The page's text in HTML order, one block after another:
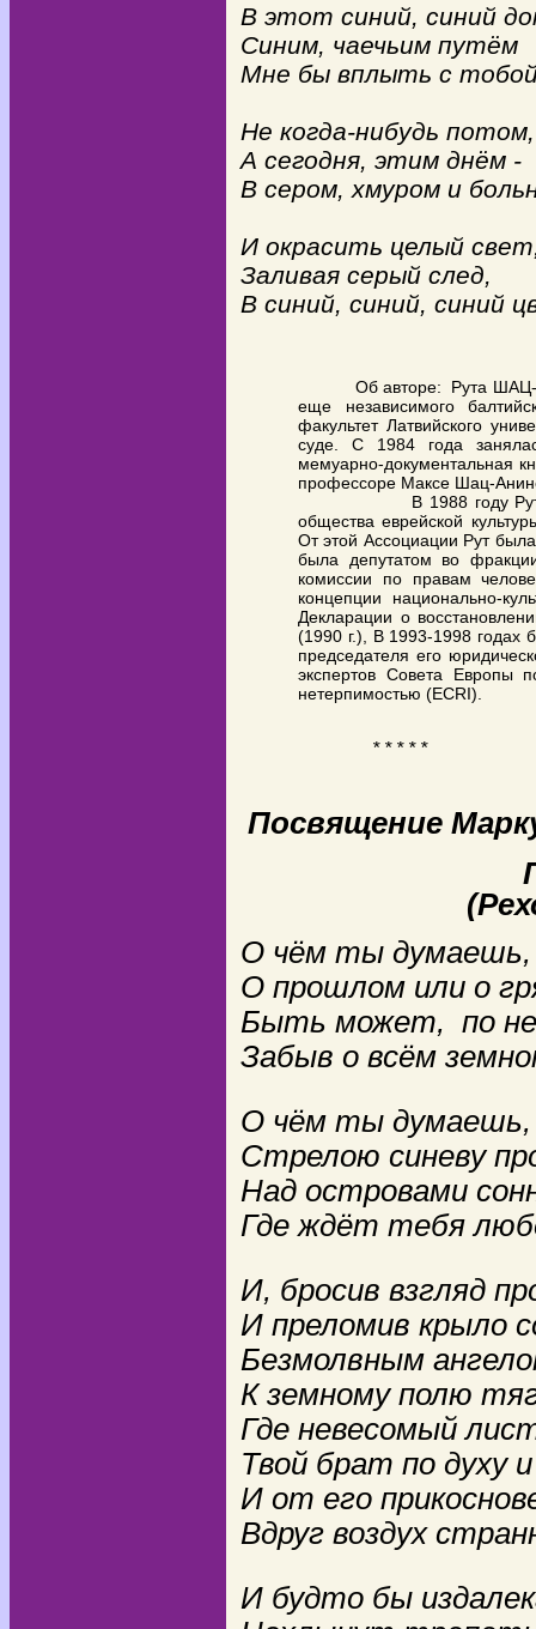
В этот синий, синий
Синим, чаечьим путём
Мне бы вплыть с
Не когда-нибудь потом,
А сегодня, этим днём -
В сером, хмуром и
И окрасить целый
Заливая серый след,
В синий, синий, синий
Об авторе:
Рута
еще независимого
факультет Латвийского
суде. С 1984 года
мемуарно-документальная
профессоре Максе Шац-
В 1988 году Рута Шац-
общества еврейской
От этой Ассоциации Рут
была депутатом во
комиссии по правам
концепции национально-
Декларации о
(1990 г.), В 1993-1998 годах
председателя его
экспертов Совета Европы
нетерпимостью (ECRI).
* * * * *
Посвящение
О чём ты думаешь,
О прошлом или о
Быть может, по
Забыв о всём
О чём ты думаешь,
Стрелою синеву
Над островами
Где ждёт тебя
И, бросив взгляд
И преломив крыло
Безмолвным
К земному полю
Где невесомый
Твой брат по духу
И от его
Вдруг воздух
И будто бы